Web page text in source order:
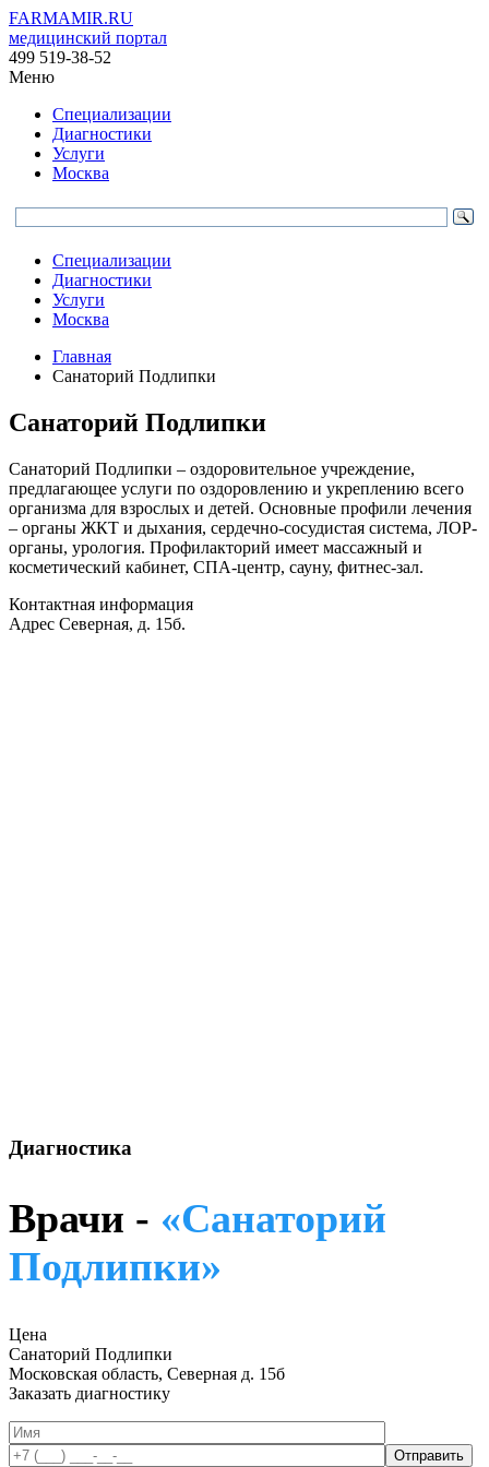
FARMAMIR.RU
медицинский портал
499 519-38-52
Меню
Специализации
Диагностики
Услуги
Москва
Специализации
Диагностики
Услуги
Москва
Главная
Санаторий Подлипки
Санаторий Подлипки
Санаторий Подлипки – оздоровительное учреждение,
предлагающее услуги по оздоровлению и укреплению всего
организма для взрослых и детей. Основные профили лечения
– органы ЖКТ и дыхания, сердечно-сосудистая система, ЛОР-
органы, урология. Профилакторий имеет массажный и
косметический кабинет, СПА-центр, сауну, фитнес-зал.
Контактная информация
Адрес Северная, д. 15б.
Диагностика
Врачи - «Санаторий
Подлипки»
Цена
Санаторий Подлипки
Московская область, Северная д. 15б
Заказать диагностику